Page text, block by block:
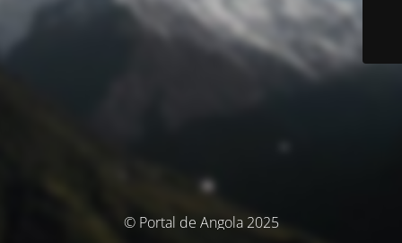
© Portal de Angola 2025